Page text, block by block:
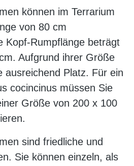
können im Terrarium
von 80 cm
Kopf-Rumpflänge beträgt
Aufgrund ihrer Größe
ausreichend Platz. Für ein
cocincinus müssen Sie
Größe von 200 x 100
sind friedliche und
Sie können einzeln, als